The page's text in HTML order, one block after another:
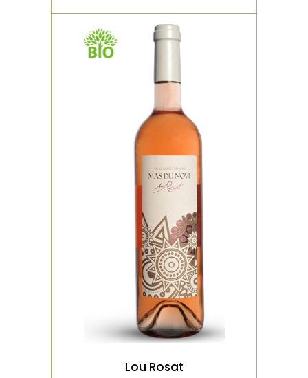
ROSÉ
Robe saumonée aux reflets
bleus. Nez puissant aux
pêche, de fraise, et
VOIR LE PRODUIT
Lou Rosat